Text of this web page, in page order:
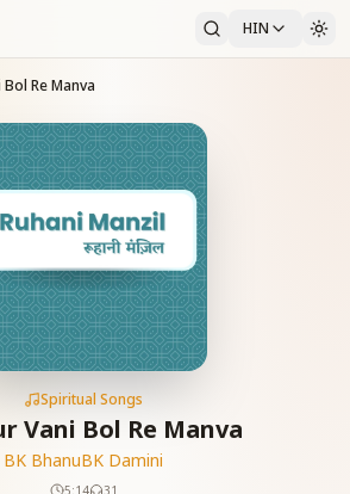
HIN
Re Manva
Spiritual Songs
Vani Bol Re Manva
BK BhanuBK Damini
5:14 31